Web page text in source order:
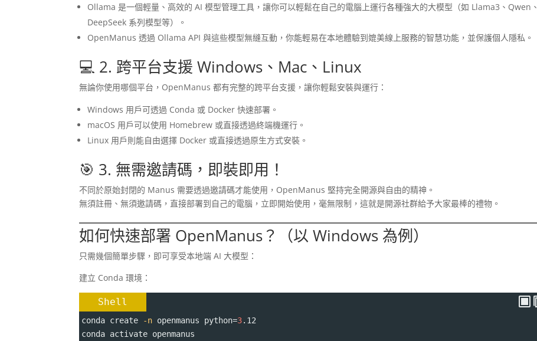
Ollama 是一個輕量、高效的 AI 模型管理工具，讓你可以輕鬆在自己的電腦上運行各種強大的大模型（如 Llama3、Qwen、
DeepSeek 系列模型等）。
OpenManus 透過 Ollama API 與這些模型無縫互動，你能輕易在本地體驗到媲美線上服務的智慧功能，並保護個人隱私。
💻 2. 跨平台支援 Windows、Mac、Linux
無論你使用哪個平台，OpenManus 都有完整的跨平台支援，讓你輕鬆安裝與運行：
Windows 用戶可透過 Conda 或 Docker 快速部署。
macOS 用戶可以使用 Homebrew 或直接透過終端機運行。
Linux 用戶則能自由選擇 Docker 或直接透過原生方式安裝。
🎯 3. 無需邀請碼，即裝即用！
不同於原始封閉的 Manus 需要透過邀請碼才能使用，OpenManus 堅持完全開源與自由的精神。
無須註冊、無須邀請碼，直接部署到自己的電腦，立即開始使用，毫無限制，這就是開源社群給予大家最棒的禮物。
如何快速部署 OpenManus？（以 Windows 為例）
只需幾個簡單步驟，即可享受本地端 AI 大模型：
建立 Conda 環境：
Shell
conda create -n openmanus python=3.12
conda activate openmanus